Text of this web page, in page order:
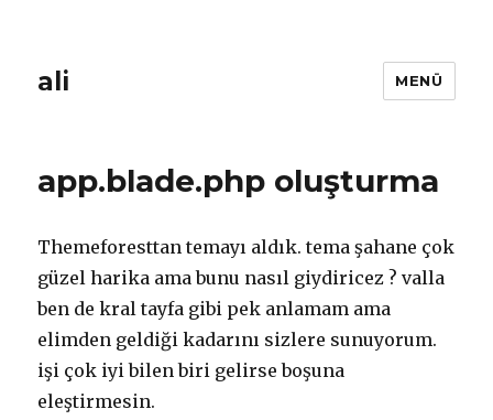
ali MENÜ
app.blade.php oluşturma
Themeforesttan temayı aldık. tema şahane çok
güzel harika ama bunu nasıl giydiricez ? valla
ben de kral tayfa gibi pek anlamam ama
elimden geldiği kadarını sizlere sunuyorum.
işi çok iyi bilen biri gelirse boşuna
eleştirmesin.